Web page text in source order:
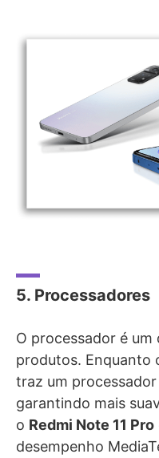
5. Processadores
O processador é
produtos. Enquanto
traz um
garantindo mais
o Redmi Note 11 Pro
desempenho